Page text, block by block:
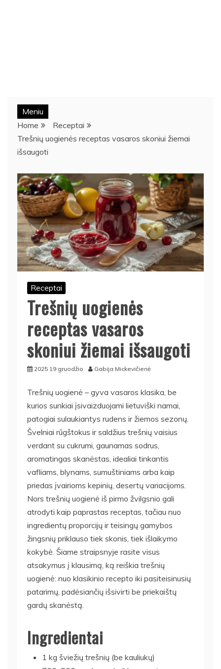
Meniu
Home
Receptai
Trešnių uogienės receptas vasaros skoniui žiemai
išsaugoti
Receptai
Trešnių uogienės
receptas vasaros
skoniui žiemai išsaugoti
2025 19 gruodžio Gabija Mickevičienė
Trešnių uogienė – gyva vasaros klasika, be
kurios sunkiai įsivaizduojami lietuviški namai,
patogiai sulaukiantys rudens ir žiemos sezonų.
Švelniai rūgštokus ir saldžius trešnių vaisius
verdant su cukrumi, gaunamas sodrus,
aromatingas skanėstas, idealiai tinkantis
vafliams, blynams, sumuštiniams arba kaip
priedas įvairioms kepinių, desertų variacijoms.
Nors trešnių uogienė iš pirmo žvilgsnio gali
atrodyti kaip paprastas receptas, tačiau nuo
ingredientų proporcijų ir teisingų gamybos
žingsnių priklauso tiek skonis, tiek išlaikymo
kokybė. Šiame straipsnyje rasite visus
atsakymus į klausimą, ką reiškia trešnių
uogienė: nuo klasikinio recepto iki pasiteisinusių
patarimų, padėsiančių išsivirti be priekaištų
gardų skanėstą.
Ingredientai
1 kg šviežių trešnių (be kauliukų)